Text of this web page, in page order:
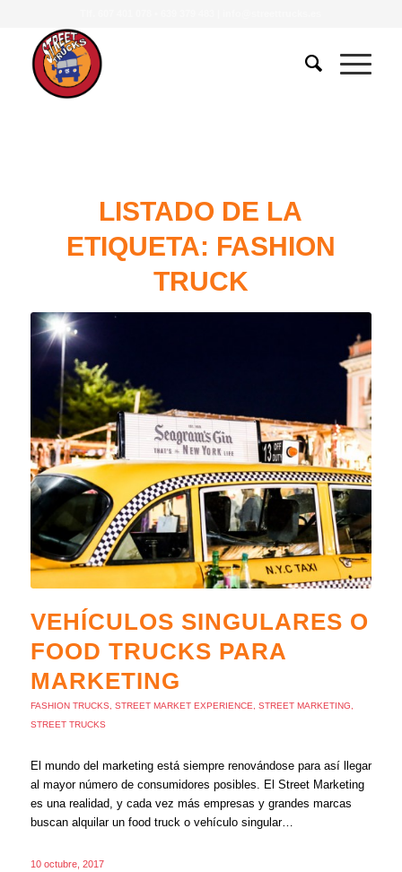
LISTADO DE LA
ETIQUETA: FASHION
TRUCK
VEHÍCULOS SINGULARES O
FOOD TRUCKS PARA
MARKETING
FASHION TRUCKS STREET MARKET EXPERIENCE STREET MARKETING
STREET TRUCKS
El mundo del marketing está siempre renovándose para así llegar
al mayor número de consumidores posibles. El Street Marketing
es una realidad, y cada vez más empresas y grandes marcas
buscan alquilar un food truck o vehículo singular…
10 octubre, 2017